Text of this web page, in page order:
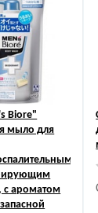
Biore"
мыло для
с ароматом